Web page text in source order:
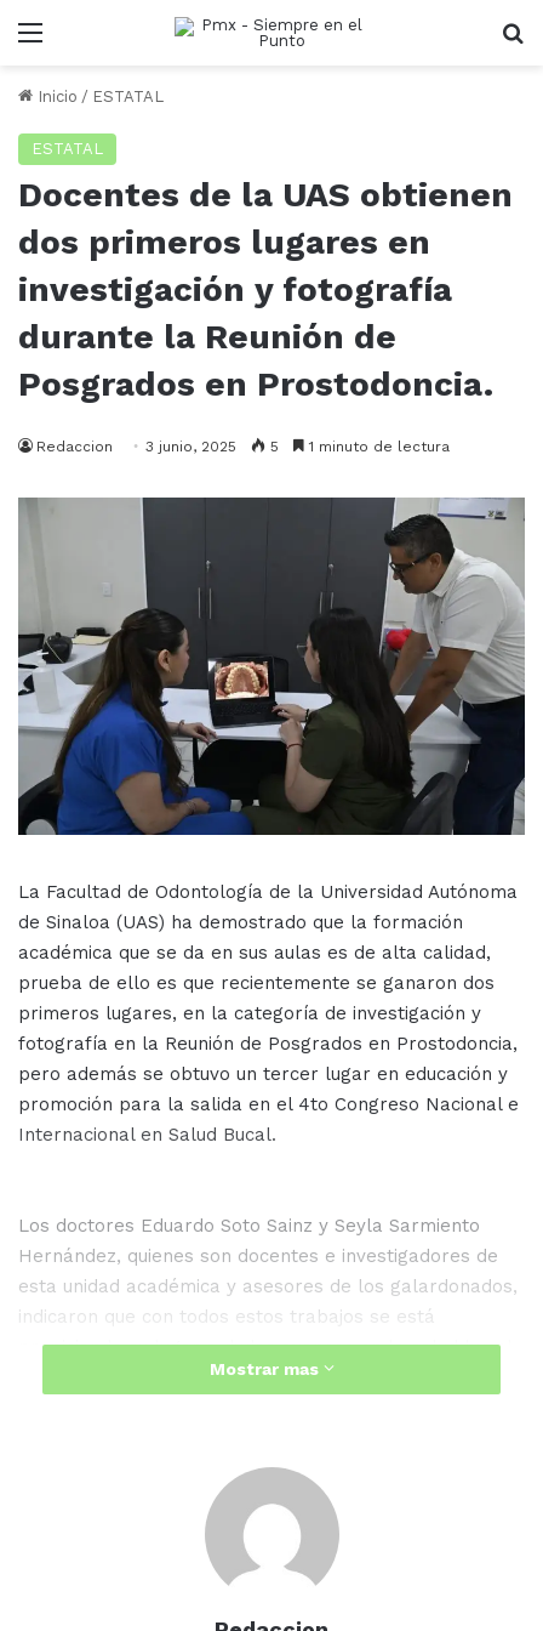
Menu
Inicio / ESTATAL
ESTATAL
Docentes de la UAS obtienen
dos primeros lugares en
investigación y fotografía
durante la Reunión de
Posgrados en Prostodoncia.
Redaccion 3 junio, 2025 5 1 minuto de lectura
La Facultad de Odontología de la Universidad Autónoma
de Sinaloa (UAS) ha demostrado que la formación
académica que se da en sus aulas es de alta calidad,
prueba de ello es que recientemente se ganaron dos
primeros lugares, en la categoría de investigación y
fotografía en la Reunión de Posgrados en Prostodoncia,
pero además se obtuvo un tercer lugar en educación y
promoción para la salida en el 4to Congreso Nacional e
Internacional en Salud Bucal.
Los doctores Eduardo Soto Sainz y Seyla Sarmiento
Hernández, quienes son docentes e investigadores de
esta unidad académica y asesores de los galardonados,
indicaron que con todos estos trabajos se está
propiciando su lugar a dudas avances en la salud bucal
no solo de la región, sino del estado.
Prostodoncia ya que dijo es la segunda vez que
participan en él y traer dos primeros lugares
representa mucha satisfacción y habla del compromiso
que se tiene de trabajar en equipo.
Mostrar mas